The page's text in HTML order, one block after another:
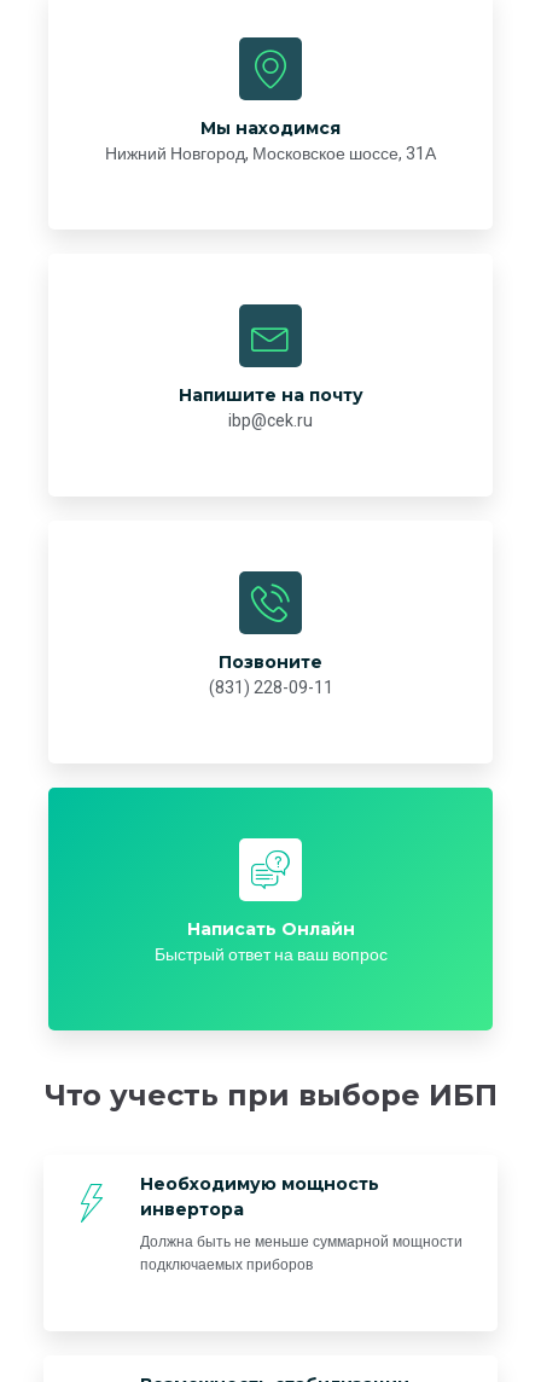
Мы находимся
Нижний Новгород, Московское шоссе, 31А
Напишите на почту
ibp@cek.ru
Позвоните
(831) 228-09-11
Написать Онлайн
Быстрый ответ на ваш вопрос
Что учесть при выборе ИБП
Необходимую мощность
инвертора
Должна быть не меньше суммарной мощности
подключаемых приборов